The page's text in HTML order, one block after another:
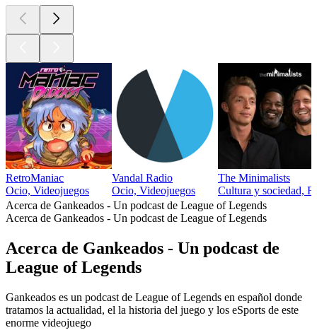
RetroManiac
Ocio, Videojuegos
Vandal Radio
Ocio, Videojuegos
The Minimalists
Cultura y sociedad,
Acerca de Gankeados - Un podcast de League of Legends
Acerca de Gankeados - Un podcast de League of Legends
Acerca de Gankeados - Un podcast de
League of Legends
Gankeados es un podcast de League of Legends en español donde
tratamos la actualidad, el la historia del juego y los eSports de este
enorme videojuego